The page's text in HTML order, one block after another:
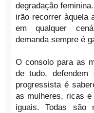
degradação
irão recorrer àquela
em qualquer
demanda sempre é
O consolo para as
de tudo,
progressista é
as mulheres, ricas
iguais. Todas são